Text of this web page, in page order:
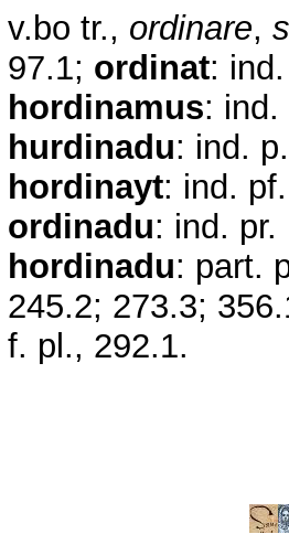
v.bo tr., ordinare,
97.1; ordinat:
hordinamus:
hurdinadu: ind.
hordinayt: ind.
ordinadu: ind.
hordinadu: part.
245.2; 273.3;
f. pl., 292.1.